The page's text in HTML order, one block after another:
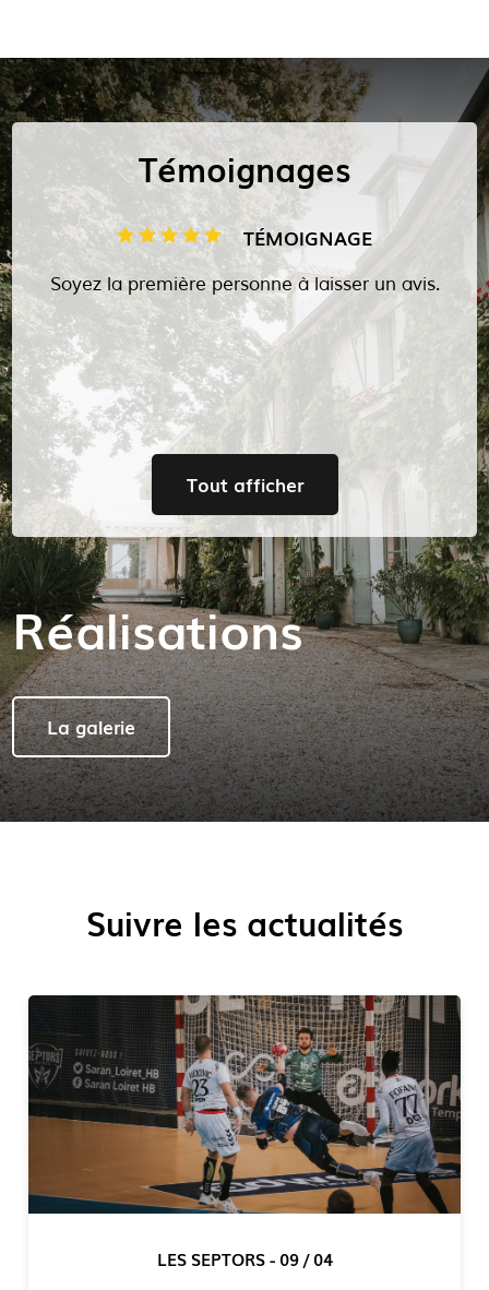
Témoignages
TÉMOIGNAGE
Soyez la première personne à laisser un avis.
Tout afficher
Réalisations
La galerie
Suivre les actualités
LES SEPTORS - 09 / 04